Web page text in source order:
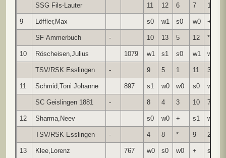
SSG Fils-Lauter 11 12 6 7 13
9 Löffler,Max s0 w1 s0 w0 +
SF Ammerbuch - 10 13 5 12 *
10 Röscheisen,Julius 1079 w1 s1 s0 w1 w0
TSV/RSK Esslingen - 9 5 1 11 3
11 Schmid,Toni Johanne 897 s1 w0 w0 s0 w½
SC Geislingen 1881 - 8 4 3 10 7
12 Sharma,Neev s0 w0 + s1 w0
TSV/RSK Esslingen - 4 8 * 9 2
13 Klee,Lorenz 767 w0 s0 w0 + s0